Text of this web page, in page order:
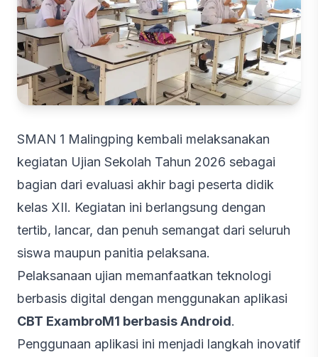
SMAN 1 Malingping kembali melaksanakan
kegiatan Ujian Sekolah Tahun 2026 sebagai
bagian dari evaluasi akhir bagi peserta didik
kelas XII. Kegiatan ini berlangsung dengan
tertib, lancar, dan penuh semangat dari seluruh
siswa maupun panitia pelaksana.
Pelaksanaan ujian memanfaatkan teknologi
berbasis digital dengan menggunakan aplikasi
CBT ExambroM1 berbasis Android.
Penggunaan aplikasi ini menjadi langkah inovatif